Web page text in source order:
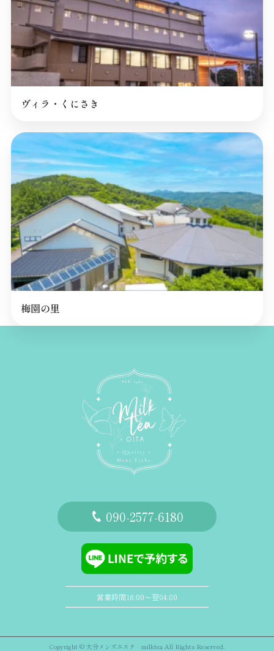
ヴィラ・くにさき
梅園の里
‭090-2577-6180
営業時間16:00〜翌04:00
Copyright © 大分メンズエステ milktea All Rights Reserved.